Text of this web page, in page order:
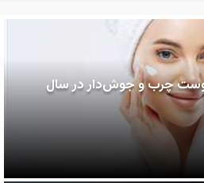
چرب و جوش‌دار در سال